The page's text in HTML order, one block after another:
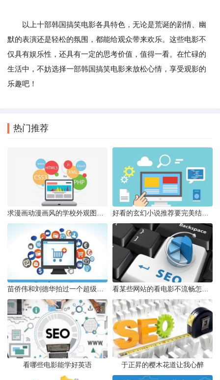
以上十部韩国搞笑电影各具特色，无论是荒诞的剧情、幽
默的表演还是轻松的氛围，都能给观众带来欢乐。这些电影不
仅具有娱乐性，还具有一定的思考价值，值得一看。在忙碌的
生活中，不妨选择一部韩国搞笑电影来放松心情，享受观影的
乐趣吧！
热门推荐
看哪些电影能学好英语 于正昇的樱木花道让我心醉